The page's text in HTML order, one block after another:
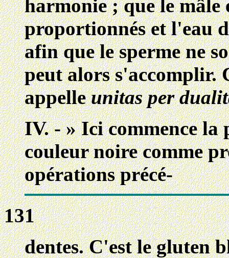
harmonie ; que le mâle
proportionnés et l'eau
afin que le sperme ne
peut alors s'accomplir.
appelleunitas per
IV. - » Ici commence
couleur noire comme
opérations précé-
131
dentes. C'est le gluten